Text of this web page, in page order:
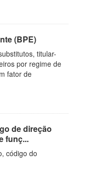
(BPE)
titular-
por regime de
fator de
de direção
funç...
código do